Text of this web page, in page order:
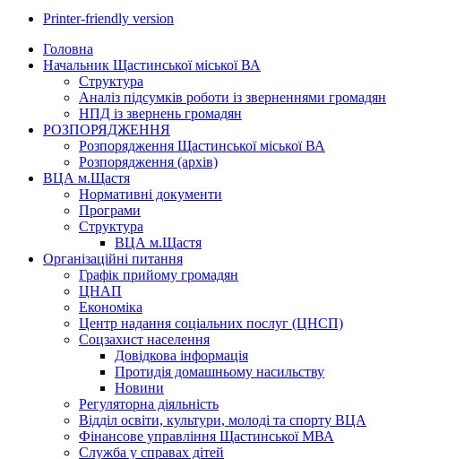
Printer-friendly version
Головна
Начальник Щастинської міської ВА
Структура
Аналіз підсумків роботи із зверненнями громадян
НПД із звернень громадян
РОЗПОРЯДЖЕННЯ
Розпорядження Щастинської міської ВА
Розпорядження (архів)
ВЦА м.Щастя
Нормативні документи
Програми
Структура
ВЦА м.Щастя
Організаційні питання
Графік прийому громадян
ЦНАП
Економіка
Центр надання соціальних послуг (ЦНСП)
Соцзахист населення
Довідкова інформація
Протидія домашньому насильству
Новини
Регуляторна діяльність
Відділ освіти, культури, молоді та спорту ВЦА
Фінансове управління Щастинської МВА
Служба у справах дітей